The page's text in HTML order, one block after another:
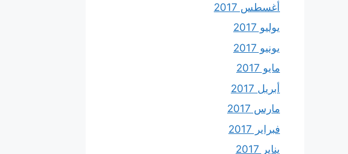
أغسطس 2017
يوليو 2017
يونيو 2017
مايو 2017
أبريل 2017
مارس 2017
فبراير 2017
يناير 2017